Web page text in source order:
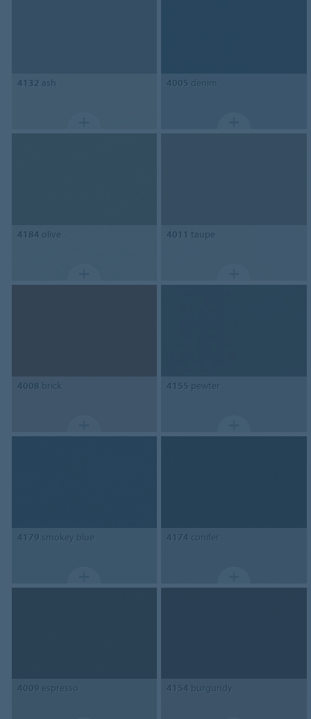
4132 ash 4005 denim
4184 olive 4011 taupe
4008 brick 4155 pewter
4179 smokey blue 4174 conifer
4009 espresso 4154 burgundy